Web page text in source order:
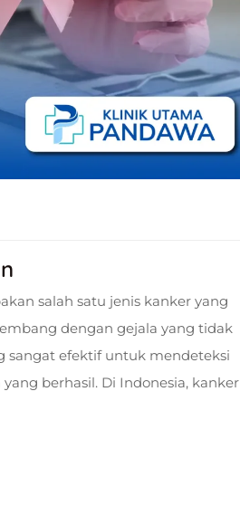
salah satu jenis kanker yang
dengan gejala yang tidak
sangat efektif untuk mendeteksi
berhasil. Di Indonesia, kanker